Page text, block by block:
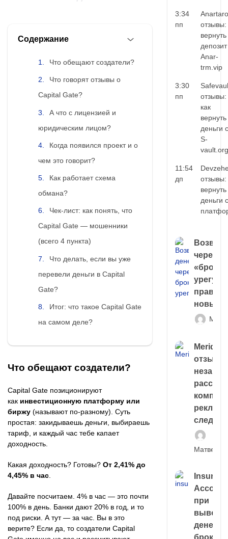
Содержание
Что обещают создатели?
Что говорят отзывы о
Capital Gate?
А что с лицензией и
юридическим лицом?
Когда появился проект и о
чем это говорит?
Как работает схема
обмана?
Чек-лист: как понять, что
Capital Gate — мошенники
(всего 4 пункта)
Что делать, если вы уже
перевели деньги в Capital
Gate?
Итог: что такое Capital Gate
на самом деле?
Что обещают создатели?
Capital Gate позиционируют
как инвестиционную платформу или
биржу (называют по-разному). Суть
простая: закидываешь деньги, выбираешь
тариф, и каждый час тебе капает
доходность.
Какая доходность? Готовы? От 2,41% до
4,45% в час
Давайте посчитаем. 4% в час — это почти
100% в день. Банки дают 20% в год, и то
под риски. А тут — за час. Вы в это
верите? Если да, то создатели Capital
3:34
пп
отзывы:
вернуть
Anar-
trm.vip
3:30
пп
отзывы:
как
вернуть
деньги с
S-
vault.org
11:54
дп
отзывы:
вернуть
деньги с
через
правда
новый
следа
Матвей
Account
при
выводе
денег у